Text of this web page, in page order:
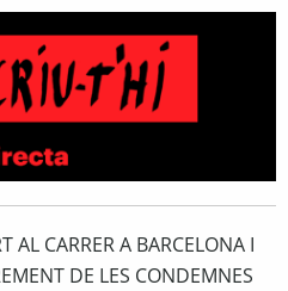
AL CARRER A BARCELONA I
DE LES CONDEMNES